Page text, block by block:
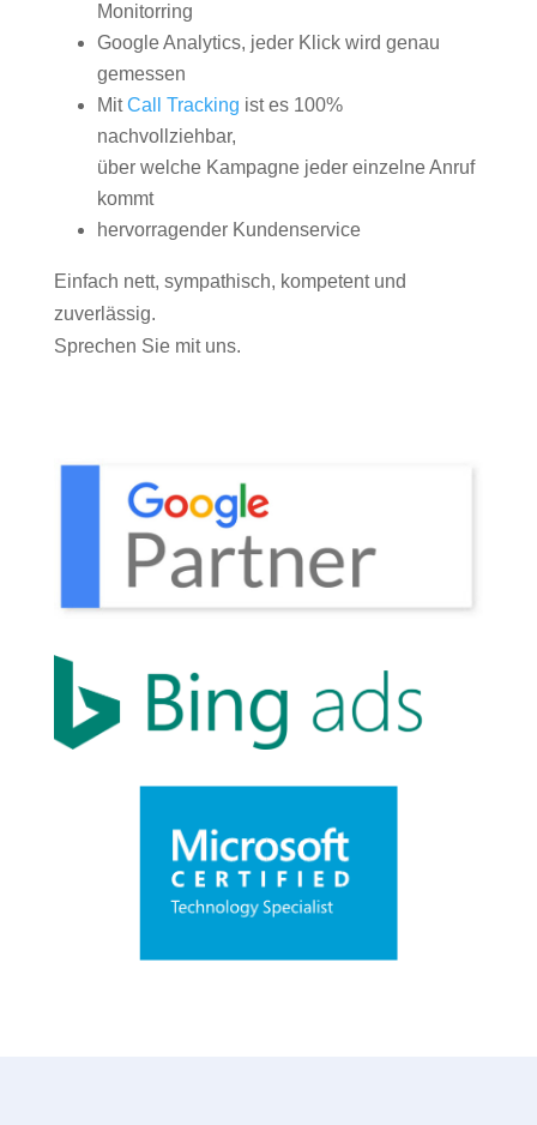
Monitorring
Google Analytics, jeder Klick wird genau
gemessen
MitCall Tracking ist es 100%
nachvollziehbar,
über welche Kampagne jeder einzelne Anruf
kommt
hervorragender Kundenservice
Einfach nett, sympathisch, kompetent und
zuverlässig.
Sprechen Sie mit uns.